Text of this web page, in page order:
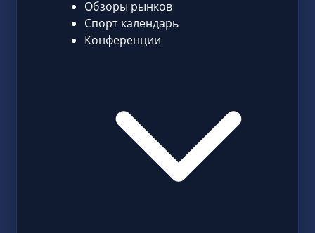
Обзоры рынков
Спорт календарь
Конференции